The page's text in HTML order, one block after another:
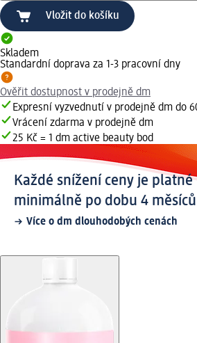
Vložit do košíku
Skladem
Standardní doprava za 1-3 pracovní dny
Ověřit dostupnost v prodejně dm
Expresní vyzvednutí v prodejně dm do
Vrácení zdarma v prodejně dm
25 Kč = 1 dm active beauty bod
Každé snížení ceny je platné
minimálně po dobu 4 měsíců
Více o dm dlouhodobých cenách